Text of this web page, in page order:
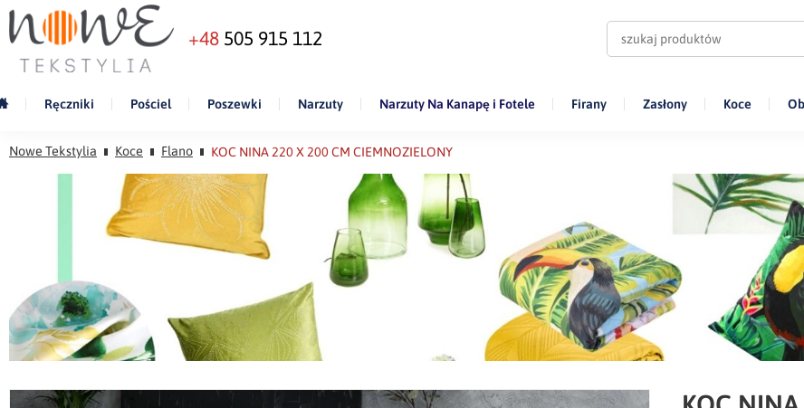
+48 505 915 112
Ręczniki Pościel Poszewki Narzuty Narzuty Na Kanapę i Fotele Firany Zasłony Koce
Nowe Tekstylia Koce Flano KOC NINA 220 X 200 CM CIEMNOZIELONY